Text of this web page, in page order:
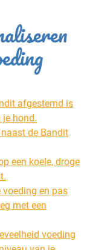
afgestemd is
je hond.
de Bandit
een koele, droge
voeding en pas
met een
voeding